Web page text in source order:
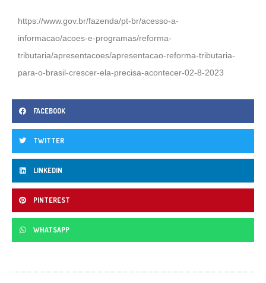
https://www.gov.br/fazenda/pt-br/acesso-a-
informacao/acoes-e-programas/reforma-
tributaria/apresentacoes/apresentacao-reforma-tributaria-
para-o-brasil-crescer-ela-precisa-acontecer-02-8-2023
FACEBOOK
TWITTER
LINKEDIN
PINTEREST
WHATSAPP